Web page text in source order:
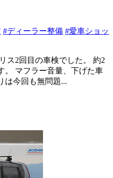
#ディーラー整備 #愛車ショッ
ス2回目の車検でした。 約2
。 マフラー音量、下げた車
は今回も無問題...